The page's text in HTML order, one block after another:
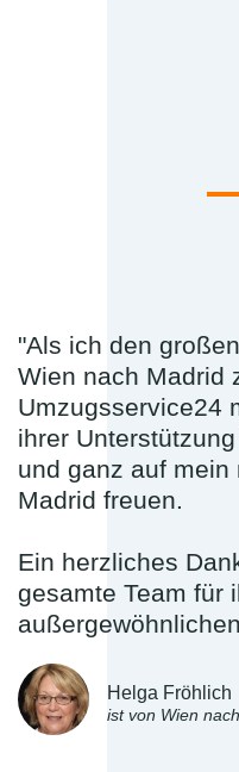
"Als ich den
Wien nach Madrid
Umzugsservice24
ihrer
und ganz auf mein
Madrid freuen.
Ein herzliches
gesamte Team für
Helga Fröhlich
ist von Wien